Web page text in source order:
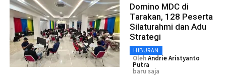
Domino MDC di
Tarakan, 128 Peserta
Silaturahmi dan Adu
Strategi
HIBURAN
OlehAndrie Aristyanto
Putra
baru saja